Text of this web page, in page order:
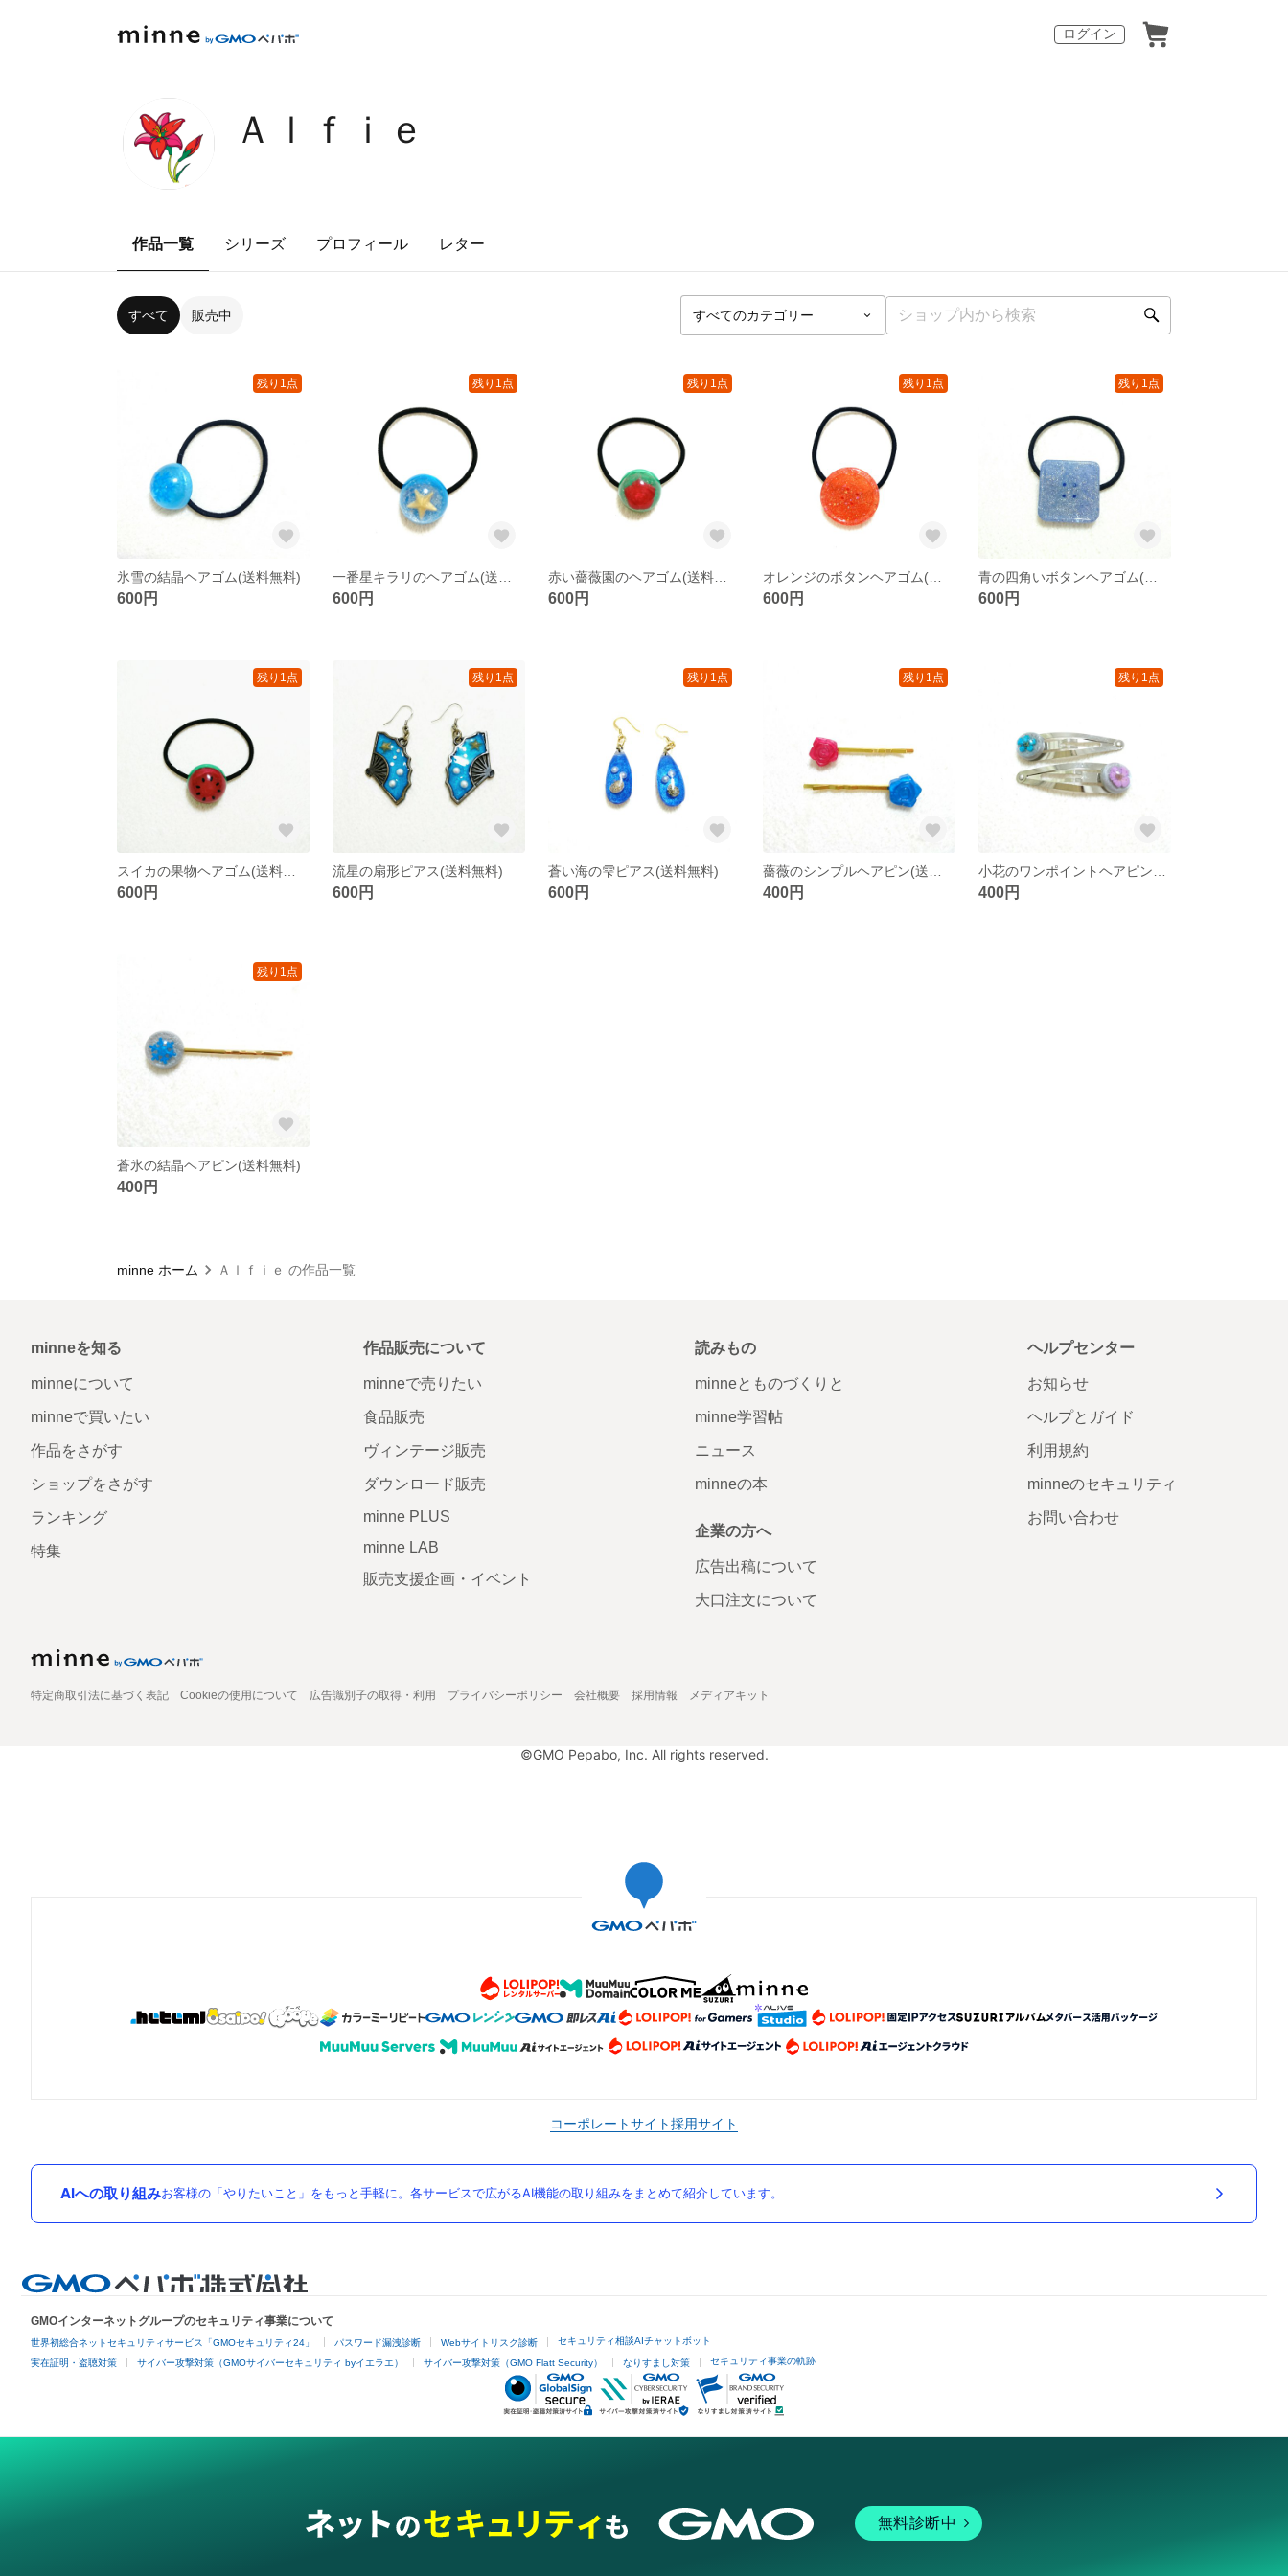
ログイン
Ａｌｆｉｅ
作品一覧 シリーズ プロフィール レター
すべて 販売中
残り1点
氷雪の結晶ヘアゴム(送料無料)
600円
残り1点
600円
残り1点
赤い薔薇園のヘアゴム(送料無料)
600円
残り1点
600円
残り1点
600円
残り1点
600円
残り1点
流星の扇形ピアス(送料無料)
600円
残り1点
蒼い海の雫ピアス(送料無料)
600円
残り1点
400円
残り1点
400円
残り1点
蒼氷の結晶ヘアピン(送料無料)
400円
minne ホーム Ａｌｆｉｅ の作品一覧
minneを知る
minneについて
minneで買いたい
作品をさがす
ショップをさがす
ランキング
特集
作品販売について
minneで売りたい
食品販売
ヴィンテージ販売
ダウンロード販売
minne PLUS
minne LAB
販売支援企画・イベント
読みもの
minneとものづくりと
minne学習帖
ニュース
minneの本
企業の方へ
広告出稿について
大口注文について
ヘルプセンター
お知らせ
ヘルプとガイド
利用規約
minneのセキュリティ
お問い合わせ
特定商取引法に基づく表記 Cookieの使用について 広告識別子の取得・利用 プライバシーポリシー 会社概要 採用情報 メディアキット
©GMO Pepabo, Inc. All rights reserved.
コーポレートサイト採用サイト
AIへの取り組みお客様の「やりたいこと」をもっと手軽に。各サービスで広がるAI機能の取り組みをまとめて紹介しています。
GMOインターネットグループのセキュリティ事業について
世界初総合ネットセキュリティサービス「GMOセキュリティ24」 パスワード漏洩診断 Webサイトリスク診断 セキュリティ相談AIチャットボット
実在証明・盗聴対策 サイバー攻撃対策（GMOサイバーセキュリティ byイエラエ） サイバー攻撃対策（GMO Flatt Security） なりすまし対策 セキュリティ事業の軌跡
無料診断中